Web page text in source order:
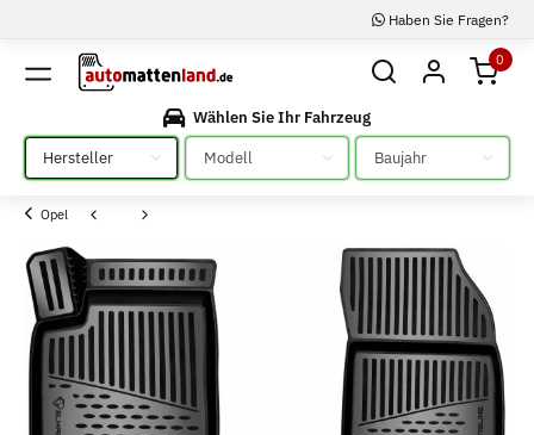
Haben Sie Fragen?
0
Wählen Sie Ihr Fahrzeug
Bitte auswählen
Bitte auswählen Bitte auswählen
Opel